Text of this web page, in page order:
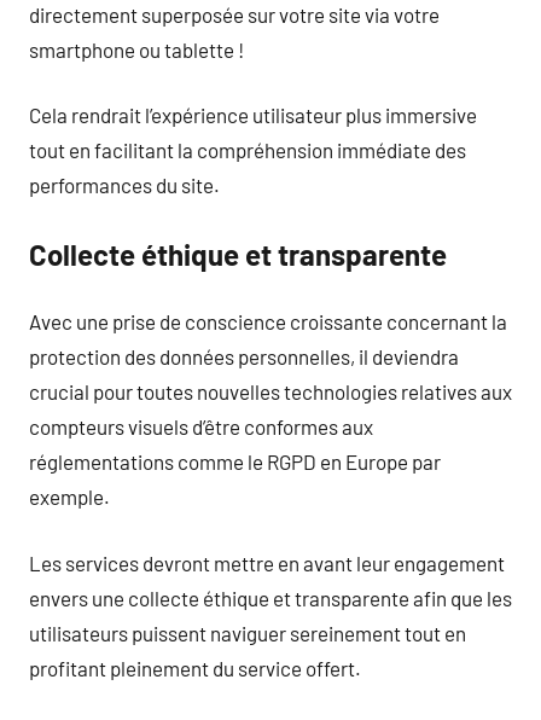
directement superposée sur votre site via votre
smartphone ou tablette !
Cela rendrait l’expérience utilisateur plus immersive
tout en facilitant la compréhension immédiate des
performances du site.
Collecte éthique et transparente
Avec une prise de conscience croissante concernant la
protection des données personnelles, il deviendra
crucial pour toutes nouvelles technologies relatives aux
compteurs visuels d’être conformes aux
réglementations comme le RGPD en Europe par
exemple.
Les services devront mettre en avant leur engagement
envers une collecte éthique et transparente afin que les
utilisateurs puissent naviguer sereinement tout en
profitant pleinement du service offert.